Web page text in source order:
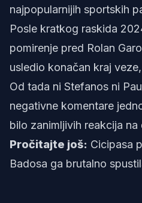
najpopularnijih sportskih
Posle kratkog raskida
pomirenje pred Rolan
usledio konačan kraj
Od tada ni Stefanos ni
negativne komentare
bilo zanimljivih reakcija
Pročitajte još: Cicipasa
Badosa ga brutalno